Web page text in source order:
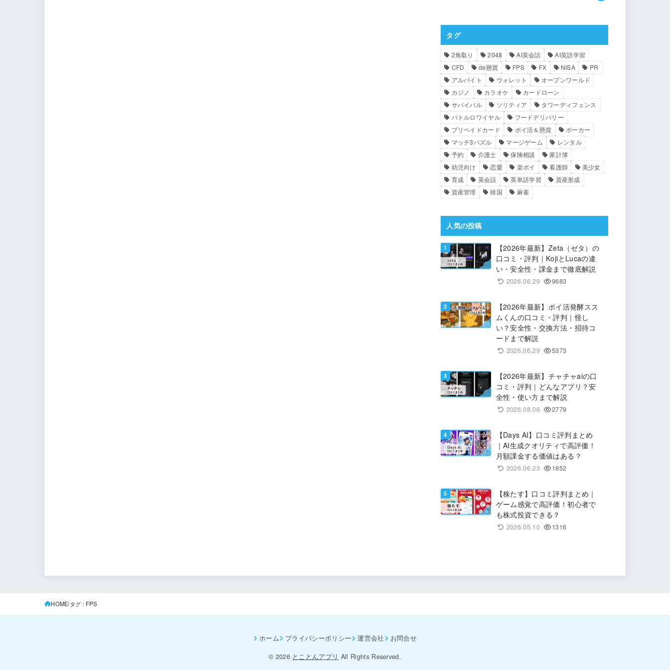
タグ
2角取り 2048 AI英会話
AI英語学習
CFD
de懸賞 FPS FX NISA
PR
アルバイト
ウォレット
オープンワールド
カジノ
カラオケ
カードローン
サバイバル
ソリティア
タワーディフェンス
バトルロワイヤル
フードデリバリー
プリペイドカード
ポイ活＆懸賞
ポーカー
マッチ3パズル
マージゲーム
レンタル
予約
介護士 保険相談
家計簿
幼児向け
恋愛 楽ポイ 看護師
美少女
育成
英会話 英単語学習
資産形成
資産管理
韓国 麻雀
人気の投稿
【2026年最新】Zeta（ゼタ）の
口コミ・評判｜KojiとLucaの違
い・安全性・課金まで徹底解説
2026.06.29 9683
【2026年最新】ポイ活発酵スス
ムくんの口コミ・評判｜怪し
い？安全性・交換方法・招待コ
ードまで解説
2026.06.29 5373
【2026年最新】チャチャaiの口
コミ・評判｜どんなアプリ？安
全性・使い方まで解説
2026.08.06 2779
【Days AI】口コミ評判まとめ
｜AI生成クオリティで高評価！
月額課金する価値はある？
2026.06.23 1852
【株たす】口コミ評判まとめ｜
ゲーム感覚で高評価！初心者で
も株式投資できる？
2026.05.10 1316
HOME タグ : FPS
ホーム プライバシーポリシー 運営会社
お問合せ
© 2026 とことんアプリ All Rights Reserved.